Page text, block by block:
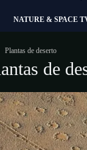
NATURE & SPACE
Plantas de deserto
de